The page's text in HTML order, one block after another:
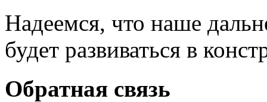
Надеемся, что наше
будет развиваться в
Обратная связь